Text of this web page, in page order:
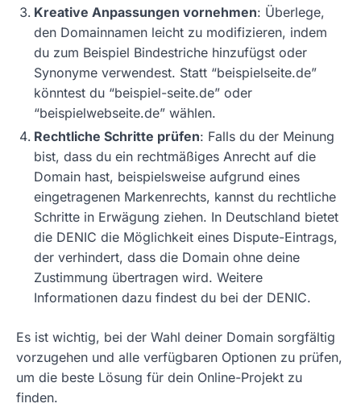
Kreative Anpassungen vornehmen: Überlege,
den Domainnamen leicht zu modifizieren, indem
du zum Beispiel Bindestriche hinzufügst oder
Synonyme verwendest. Statt “beispielseite.de”
könntest du “beispiel-seite.de” oder
“beispielwebseite.de” wählen.
Rechtliche Schritte prüfen: Falls du der Meinung
bist, dass du ein rechtmäßiges Anrecht auf die
Domain hast, beispielsweise aufgrund eines
eingetragenen Markenrechts, kannst du rechtliche
Schritte in Erwägung ziehen. In Deutschland bietet
die DENIC die Möglichkeit eines Dispute-Eintrags,
der verhindert, dass die Domain ohne deine
Zustimmung übertragen wird. Weitere
Informationen dazu findest du bei der DENIC.
Es ist wichtig, bei der Wahl deiner Domain sorgfältig
vorzugehen und alle verfügbaren Optionen zu prüfen,
um die beste Lösung für dein Online-Projekt zu
finden.